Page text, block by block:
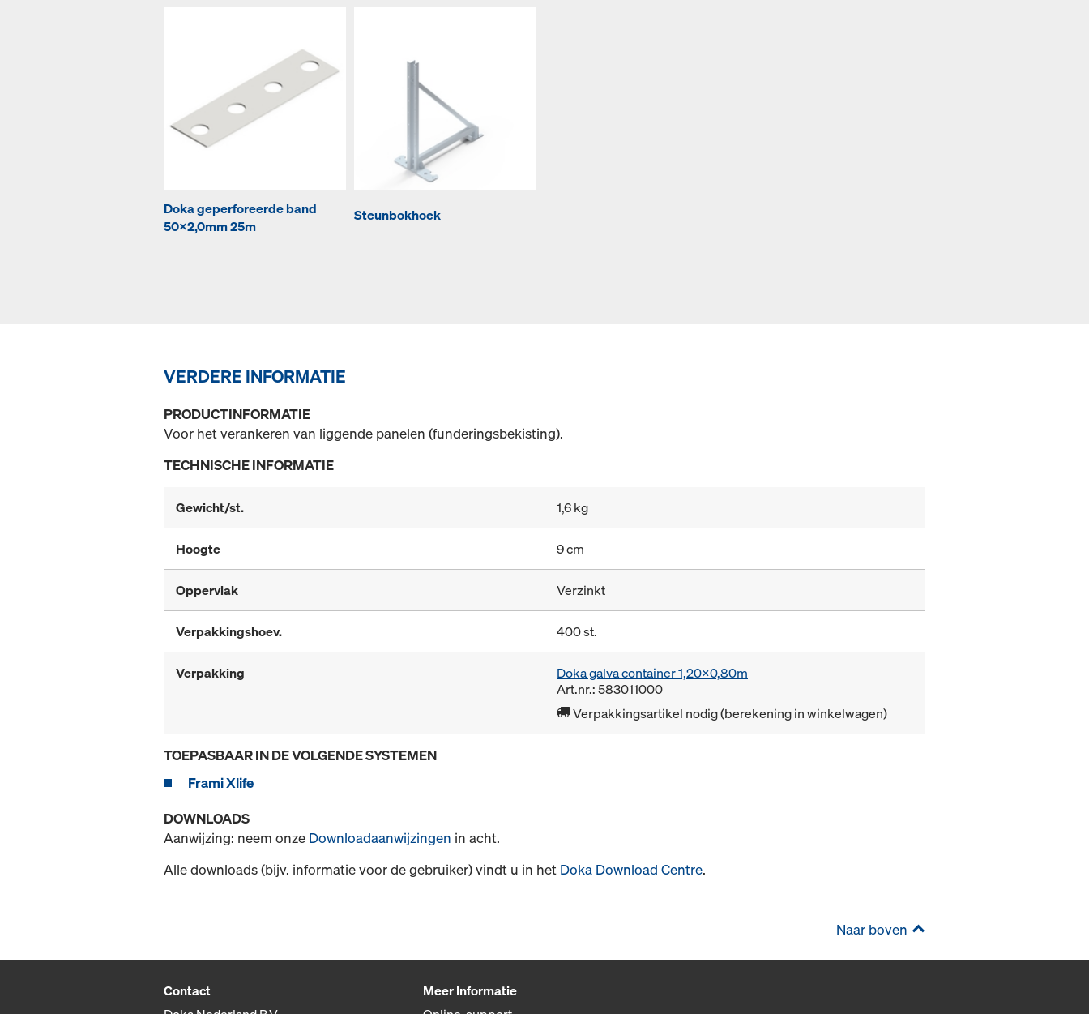
Doka geperforeerde band
50x2,0mm 25m
Steunbokhoek
VERDERE INFORMATIE
PRODUCTINFORMATIE
Voor het verankeren van liggende panelen (funderingsbekisting).
TECHNISCHE INFORMATIE
Gewicht/st. 1,6 kg
Hoogte 9 cm
Oppervlak Verzinkt
Verpakkingshoev. 400 st.
Verpakking
Doka galva container 1,20x0,80m
Art.nr.: 583011000
Verpakkingsartikel nodig (berekening in winkelwagen)
TOEPASBAAR IN DE VOLGENDE SYSTEMEN
Frami Xlife
DOWNLOADS
Aanwijzing: neem onze Downloadaanwijzingen in acht.
Alle downloads (bijv. informatie voor de gebruiker) vindt u in het Doka Download Centre.
Naar boven
Contact
Meer Informatie